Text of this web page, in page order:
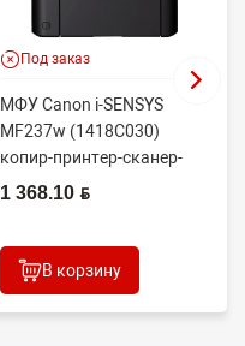
Под заказ
МФУ Canon i-SENSYS
MF237w (1418C030)
копир-принтер-сканер-
факс(без трубки)-wifi
1 368.10 BYN
В корзину